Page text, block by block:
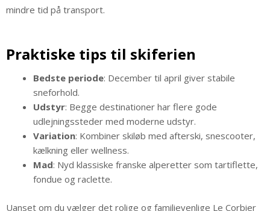
mindre tid på transport.
Praktiske tips til skiferien
Bedste periode: December til april giver stabile
sneforhold.
Udstyr: Begge destinationer har flere gode
udlejningssteder med moderne udstyr.
Variation: Kombiner skiløb med afterski, snescooter,
kælkning eller wellness.
Mad: Nyd klassiske franske alperetter som tartiflette,
fondue og raclette.
Uanset om du vælger det rolige og familievenlige Le Corbier